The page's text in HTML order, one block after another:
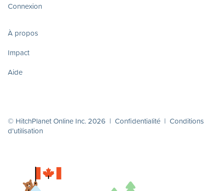
Connexion
À propos
Impact
Aide
© HitchPlanet Online Inc. 2026 | Confidentialité | Conditions
d'utilisation